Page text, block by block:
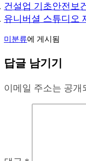
건설업 기초안전보
유니버셜 스튜디오
미분류에 게시됨
답글 남기기
이메일 주소는 공개